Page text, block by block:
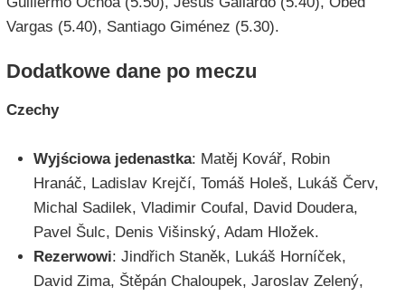
Vargas (5.40), Santiago Giménez (5.30).
Dodatkowe dane po meczu
Czechy
Wyjściowa jedenastka: Matěj Kovář, Robin
Hranáč, Ladislav Krejčí, Tomáš Holeš, Lukáš Červ,
Michal Sadilek, Vladimir Coufal, David Doudera,
Pavel Šulc, Denis Višinský, Adam Hložek.
Rezerwowi: Jindřich Staněk, Lukáš Horníček,
David Zima, Štěpán Chaloupek, Jaroslav Zelený,